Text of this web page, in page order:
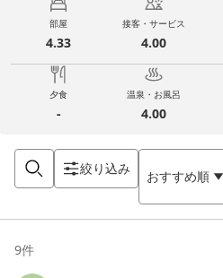
部屋
4.33
接客・サービス
4.00
夕食
-
温泉・お風呂
4.00
絞り込み おすすめ順
9件